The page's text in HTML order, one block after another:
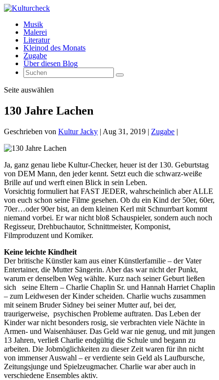
Musik
Malerei
Literatur
Kleinod des Monats
Zugabe
Über diesen Blog
Seite auswählen
130 Jahre Lachen
Geschrieben von Kultur Jacky | Aug 31, 2019 | Zugabe |
Ja, ganz genau liebe Kultur-Checker, heuer ist der 130. Geburtstag
von DEM Mann, den jeder kennt. Setzt euch die schwarz-weiße
Brille auf und werft einen Blick in sein Leben.
Vorsichtig formuliert hat FAST JEDER, wahrscheinlich aber ALLE
von euch schon seine Filme gesehen. Ob du ein Kind der 50er, 60er,
70er…oder 90er bist, an dem kleinen Kerl mit Schnurrbart kommt
niemand vorbei. Er war nicht bloß Schauspieler, sondern auch noch
Regisseur, Drehbuchautor, Schnittmeister, Komponist,
Filmproduzent und Komiker.
Keine leichte Kindheit
Der britische Künstler kam aus einer Künstlerfamilie – der Vater
Entertainer, die Mutter Sängerin. Aber das war nicht der Punkt,
warum er denselben Weg wählte. Kurz nach seiner Geburt ließen
sich seine Eltern – Charlie Chaplin Sr. und Hannah Harriet Chaplin
– zum Leidwesen der Kinder scheiden. Charlie wuchs zusammen
mit seinem Bruder Sidney bei seiner Mutter auf, bei der,
traurigerweise, psychischen Probleme auftraten. Das Leben der
Kinder war nicht besonders rosig, sie verbrachten viele Nächte in
Armen- und Waisenhäuser. Das Geld war nie genug, und mit jungen
13 Jahren, verließ Charlie endgültig die Schule und begann zu
arbeiten. Die Jobmöglichkeiten zu dieser Zeit waren für ihn nicht
von immenser Auswahl – er verdiente sein Geld als Laufbursche,
Zeitungsjunge und Spielzeugmacher. Charlie war aber auch in
verschiedene Ensembles aktiv.